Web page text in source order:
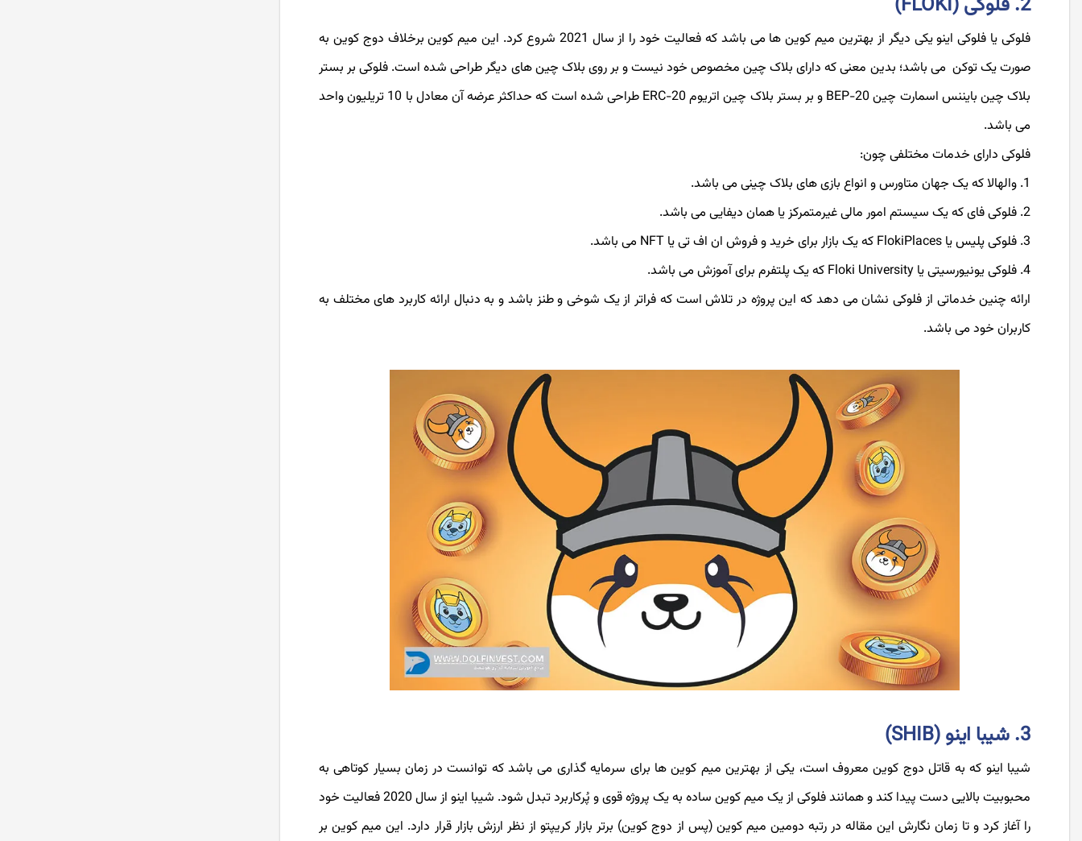
فلوکی یا فلوکی اینو یکی دیگر از بهترین میم کوین ها می باشد که فعالیت خود را از سال 2021 شروع کرد. این میم کوین برخلاف دوج کوین به
صورت یک توکن می باشد؛ بدین معنی که دارای بلاک چین مخصوص خود نیست و بر روی بلاک چین های دیگر طراحی شده است. فلوکی بر بستر
بلاک چین بایننس اسمارت چین BEP-20 و بر بستر بلاک چین اتریوم ERC-20 طراحی شده است که حداکثر عرضه آن معادل با 10 تریلیون واحد
می باشد.
فلوکی دارای خدمات مختلفی چون:
والهالا که یک جهان متاورس و انواع بازی های بلاک چینی می باشد.
فلوکی فای که یک سیستم امور مالی غیرمتمرکز یا همان دیفایی می باشد.
فلوکی پلیس یا FlokiPlaces که یک بازار برای خرید و فروش ان اف تی یا NFT می باشد.
فلوکی یونیورسیتی یا Floki University که یک پلتفرم برای آموزش می باشد.
ارائه چنین خدماتی از فلوکی نشان می دهد که این پروژه در تلاش است که فراتر از یک شوخی و طنز باشد و به دنبال ارائه کاربرد های مختلف به
کاربران خود می باشد.
3. شیبا اینو (SHIB)
شیبا اینو که به قاتل دوج کوین معروف است، یکی از بهترین میم کوین ها برای سرمایه گذاری می باشد که توانست در زمان بسیار کوتاهی به
محبوبیت بالایی دست پیدا کند و همانند فلوکی از یک میم کوین ساده به یک پروژه قوی و پُرکاربرد تبدل شود. شیبا اینو از سال 2020 فعالیت خود
را آغاز کرد و تا زمان نگارش این مقاله در رتبه دومین میم کوین (پس از دوج کوین) برتر بازار کریپتو از نظر ارزش بازار قرار دارد. این میم کوین بر